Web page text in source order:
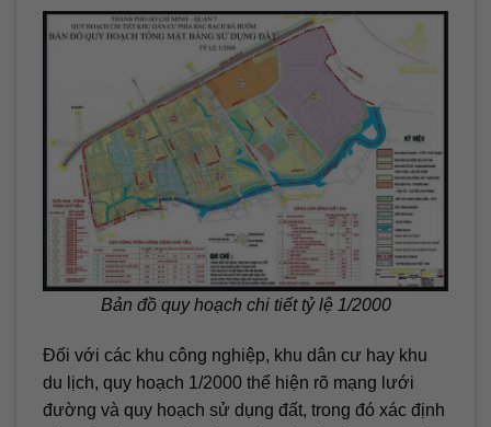
Bản đồ quy hoạch chi tiết tỷ lệ 1/2000
Đối với các khu công nghiệp, khu dân cư hay khu
du lịch, quy hoạch 1/2000 thể hiện rõ mạng lưới
đường và quy hoạch sử dụng đất, trong đó xác định